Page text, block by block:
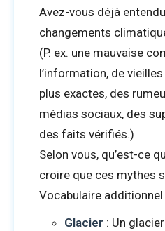
Avez-vous déjà
changements
(P. ex. une mauvaise
l’information, de
plus exactes, des
médias sociaux, des
des faits vérifiés.)
Selon vous, qu’est-ce
croire que ces mythes
Vocabulaire additionnel
Glacier : Un